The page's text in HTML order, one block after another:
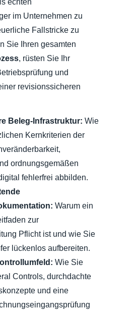
echten
im Unternehmen zu
Fallstricke zu
Sie Ihren gesamten
, rüsten Sie Ihr
und
revisionssicheren
Beleg-Infrastruktur: Wie
Kernkriterien der
ordnungsgemäßen
fehlerfrei abbilden.
Warum ein
zur
Pflicht ist und wie Sie
lückenlos aufbereiten.
Wie Sie
Controls, durchdachte
und eine